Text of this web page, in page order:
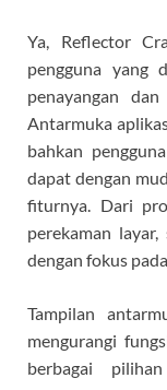
Ya, Reflector
pengguna yang
penayangan
Antarmuka
bahkan
dapat dengan
fiturnya. Dari
perekaman
dengan fokus
Tampilan
mengurangi
berbagai